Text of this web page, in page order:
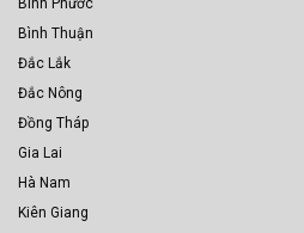
Bình Phước
Bình Thuận
Đắc Lắk
Đắc Nông
Đồng Tháp
Gia Lai
Hà Nam
Kiên Giang